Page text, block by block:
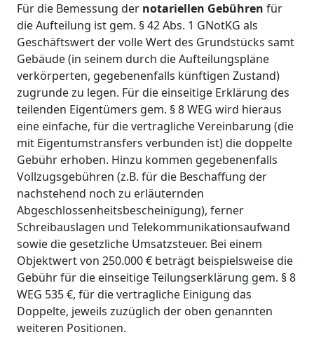
Für die Bemessung der notariellen Gebühren für
die Aufteilung ist gem. § 42 Abs. 1 GNotKG als
Geschäftswert der volle Wert des Grundstücks samt
Gebäude (in seinem durch die Aufteilungspläne
verkörperten, gegebenenfalls künftigen Zustand)
zugrunde zu legen. Für die einseitige Erklärung des
teilenden Eigentümers gem. § 8 WEG wird hieraus
eine einfache, für die vertragliche Vereinbarung (die
mit Eigentumstransfers verbunden ist) die doppelte
Gebühr erhoben. Hinzu kommen gegebenenfalls
Vollzugsgebühren (z.B. für die Beschaffung der
nachstehend noch zu erläuternden
Abgeschlossenheitsbescheinigung), ferner
Schreibauslagen und Telekommunikationsaufwand
sowie die gesetzliche Umsatzsteuer. Bei einem
Objektwert von 250.000 € beträgt beispielsweise die
Gebühr für die einseitige Teilungserklärung gem. § 8
WEG 535 €, für die vertragliche Einigung das
Doppelte, jeweils zuzüglich der oben genannten
weiteren Positionen.